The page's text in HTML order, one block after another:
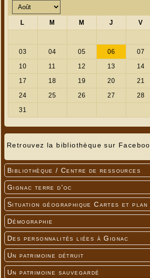
Retrouvez la bibliothèque sur
Bibliothèque / Centre de ressources
Gignac terre d'oc
Situation géographique Cartes et plan
Démographie
Des personnalités liées à Gignac
Un patrimoine détruit
Un patrimoine sauvegardé